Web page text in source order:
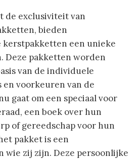
de exclusiviteit van
bieden
kerstpakketten een unieke
Deze pakketten worden
van de individuele
en voorkeuren van de
gaat om een speciaal voor
een boek over hun
of gereedschap voor hun
pakket is een
wie zij zijn. Deze persoonlijke